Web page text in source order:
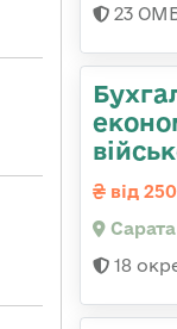
23
від
Сарата
18